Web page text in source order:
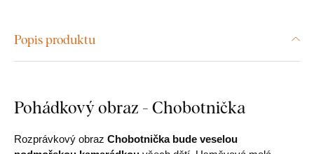
Popis produktu
Pohádkový obraz - Chobotnička
Rozprávkový obraz Chobotnička bude veselou